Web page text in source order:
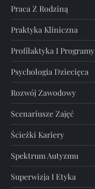
Praca Z Rodziną
Praktyka Kliniczna
Profilaktyka I Programy
Psychologia Dziecięca
Rozwój Zawodowy
Scenariusze Zajęć
Ścieżki Kariery
Spektrum Autyzmu
Superwizja I Etyka